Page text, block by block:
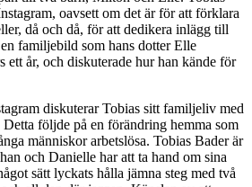
oavsett om det är för att förklara
då och då, för att dedikera inlägg till
familjebild som hans dotter Elle
ett år, och diskuterade hur han kände för
diskuterar Tobias sitt familjeliv med
följde på en förändring hemma som
människor arbetslösa. Tobias Bader är
och Danielle har att ta hand om sina
sätt lyckats hålla jämna steg med två